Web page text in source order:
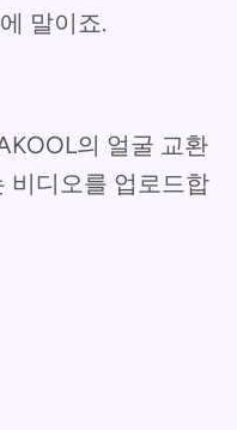
말이죠.
의 얼굴 교환
비디오를 업로드합